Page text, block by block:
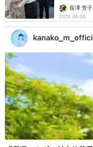
説】長澤 芳子
2026.08.08